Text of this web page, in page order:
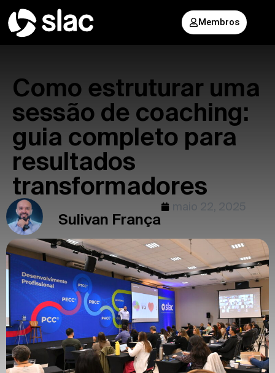
Membros
Como estruturar uma
sessão de coaching:
guia completo para
resultados
transformadores
Sulivan França
maio 22, 2025